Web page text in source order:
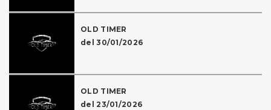
OLD TIMER
del 30/01/2026
OLD TIMER
del 23/01/2026